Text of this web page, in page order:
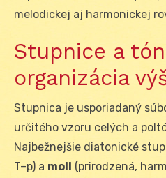
melodickej aj harmonickej
Stupnice a
organizácia
Stupnica je usporiadaný
určitého vzoru celých a
Najbežnejšie diatonické
T–p) a moll (prirodzená,